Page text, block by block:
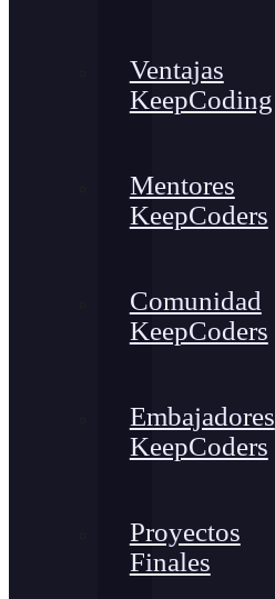
Ventajas
KeepCoding
Mentores
KeepCoders
Comunidad
KeepCoders
Embajadores
KeepCoders
Proyectos
Finales